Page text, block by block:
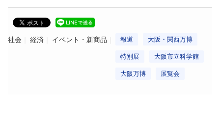
社会 経済 イベント・新商品 報道 大阪・関西万博
特別展 大阪市立科学館
大阪万博 展覧会